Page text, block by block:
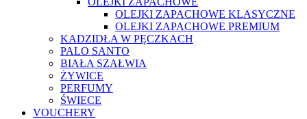
OLEJKI ZAPACHOWE KLASYCZNE
OLEJKI ZAPACHOWE PREMIUM
KADZIDŁA W PĘCZKACH
PALO SANTO
BIAŁA SZAŁWIA
ŻYWICE
PERFUMY
ŚWIECE
VOUCHERY